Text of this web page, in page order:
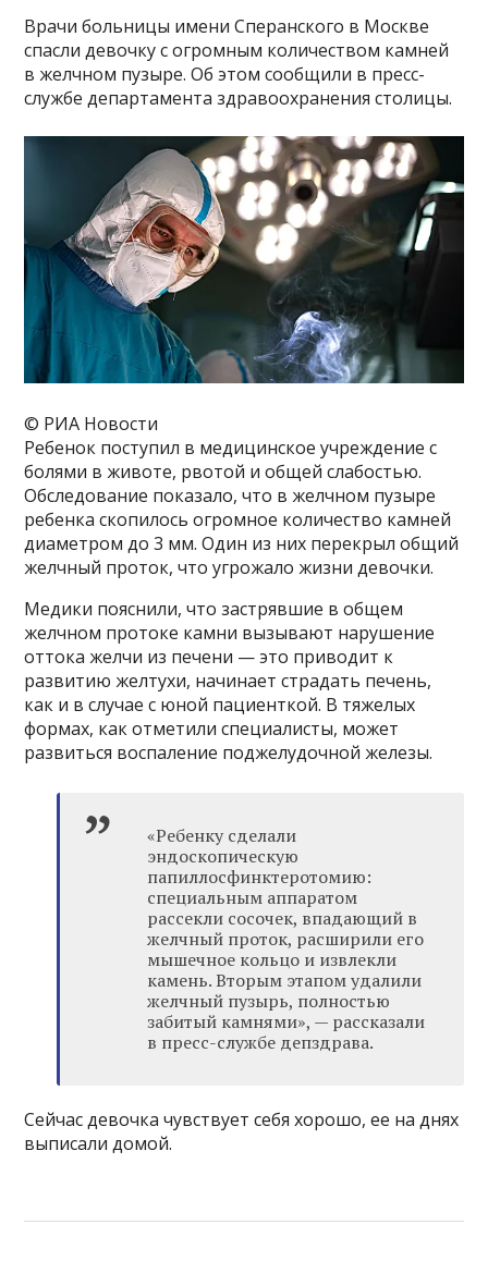
Врачи больницы имени Сперанского в Москве
спасли девочку с огромным количеством камней
в желчном пузыре. Об этом сообщили в пресс-
службе департамента здравоохранения столицы.
© РИА Новости
Ребенок поступил в медицинское учреждение с
болями в животе, рвотой и общей слабостью.
Обследование показало, что в желчном пузыре
ребенка скопилось огромное количество камней
диаметром до 3 мм. Один из них перекрыл общий
желчный проток, что угрожало жизни девочки.
Медики пояснили, что застрявшие в общем
желчном протоке камни вызывают нарушение
оттока желчи из печени — это приводит к
развитию желтухи, начинает страдать печень,
как и в случае с юной пациенткой. В тяжелых
формах, как отметили специалисты, может
развиться воспаление поджелудочной железы.
«Ребенку сделали
эндоскопическую
папиллосфинктеротомию:
специальным аппаратом
рассекли сосочек, впадающий в
желчный проток, расширили его
мышечное кольцо и извлекли
камень. Вторым этапом удалили
желчный пузырь, полностью
забитый камнями», — рассказали
в пресс-службе депздрава.
Сейчас девочка чувствует себя хорошо, ее на днях
выписали домой.